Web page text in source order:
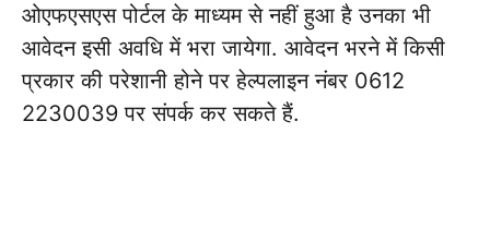
ओएफएसएस पोर्टल के माध्यम से नहीं हुआ है उनका भी
आवेदन इसी अवधि में भरा जायेगा. आवेदन भरने में किसी
प्रकार की परेशानी होने पर हेल्पलाइन नंबर 0612
2230039 पर संपर्क कर सकते हैं.